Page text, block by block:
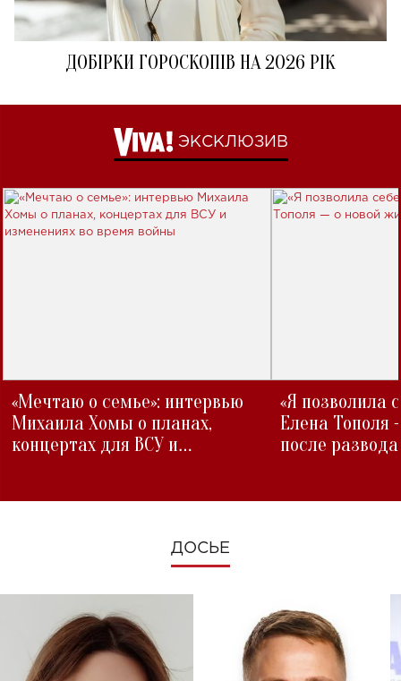
ДОБІРКИ ГОРОСКОПІВ НА 2026 РІК
ЭКСКЛЮЗИВ
«Мечтаю о семье»: интервью
Михаила Хомы о планах,
концертах для ВСУ и
«Я позволила
Елена Тополя
после развода
ДОСЬЕ